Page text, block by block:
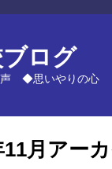
ログ
◆思いやりの心
11月アー